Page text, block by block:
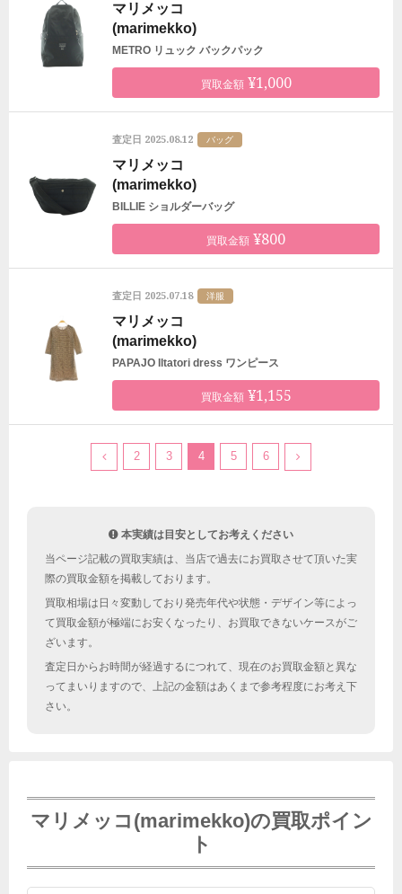
マリメッコ
(marimekko)
METRO リュック バックパック
買取金額¥1,000
査定日 2025.08.12 バッグ
マリメッコ
(marimekko)
BILLIE ショルダーバッグ
買取金額 ¥800
査定日 2025.07.18 洋服
マリメッコ
(marimekko)
PAPAJO Iltatori dress ワンピース
買取金額¥1,155
2 3 4 5 6
本実績は目安としてお考えください
当ページ記載の買取実績は、当店で過去にお買取させて頂いた実
際の買取金額を掲載しております。
買取相場は日々変動しており発売年代や状態・デザイン等によっ
て買取金額が極端にお安くなったり、お買取できないケースがご
ざいます。
査定日からお時間が経過するにつれて、現在のお買取金額と異な
ってまいりますので、上記の金額はあくまで参考程度にお考え下
さい。
マリメッコ(marimekko)の買取ポイン
ト